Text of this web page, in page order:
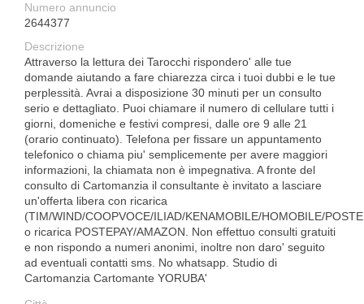
Numero annuncio
2644377
Descrizione
Attraverso la lettura dei Tarocchi rispondero' alle tue
domande aiutando a fare chiarezza circa i tuoi dubbi e le tue
perplessità. Avrai a disposizione 30 minuti per un consulto
serio e dettagliato. Puoi chiamare il numero di cellulare tutti i
giorni, domeniche e festivi compresi, dalle ore 9 alle 21
(orario continuato). Telefona per fissare un appuntamento
telefonico o chiama piu' semplicemente per avere maggiori
informazioni, la chiamata non è impegnativa. A fronte del
consulto di Cartomanzia il consultante è invitato a lasciare
un'offerta libera con ricarica
(TIM/WIND/COOPVOCE/ILIAD/KENAMOBILE/HOMOBILE/
o ricarica POSTEPAY/AMAZON. Non effettuo consulti gratuiti
e non rispondo a numeri anonimi, inoltre non daro' seguito
ad eventuali contatti sms. No whatsapp. Studio di
Cartomanzia Cartomante YORUBA'